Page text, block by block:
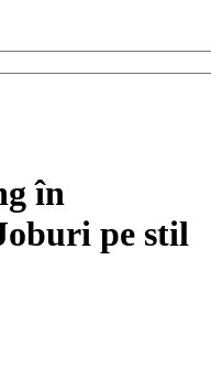
în
pe stil